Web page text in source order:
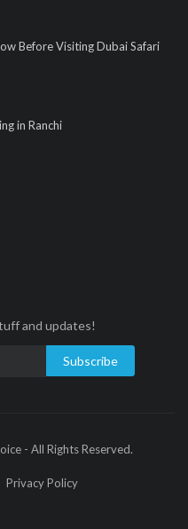
Before Visiting Dubai Safari
in Ranchi
and updates!
Subscribe
- All Rights Reserved.
Privacy Policy